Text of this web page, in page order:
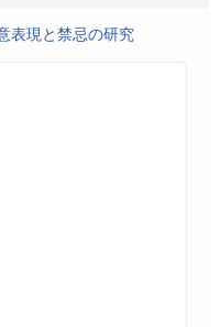
表現と禁忌の研究